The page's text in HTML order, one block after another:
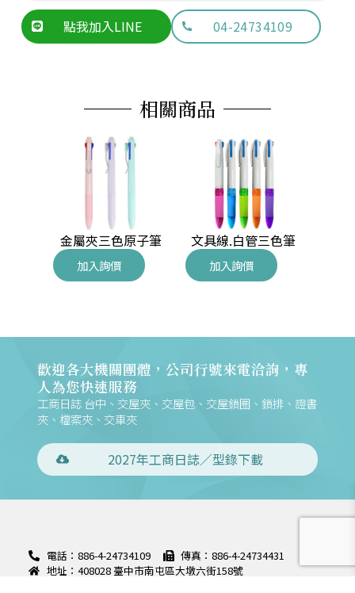
點我加入LINE 04-24734109
相關商品
金屬夾三色原子筆
加入詢價
文具線.白管三色筆
加入詢價
歡迎各大機關團體，公司行號來電洽詢，專
人為您快速服務
工商日誌 台中、交屋夾、交屋包、交屋鎖圈、鎖排、證書
夾、檔案夾、交車夾
2027年工商日誌／型錄下載
電話：886-4-24734109
傳真：886-4-24734431
地址：408028 臺中市南屯區大墩六街158號